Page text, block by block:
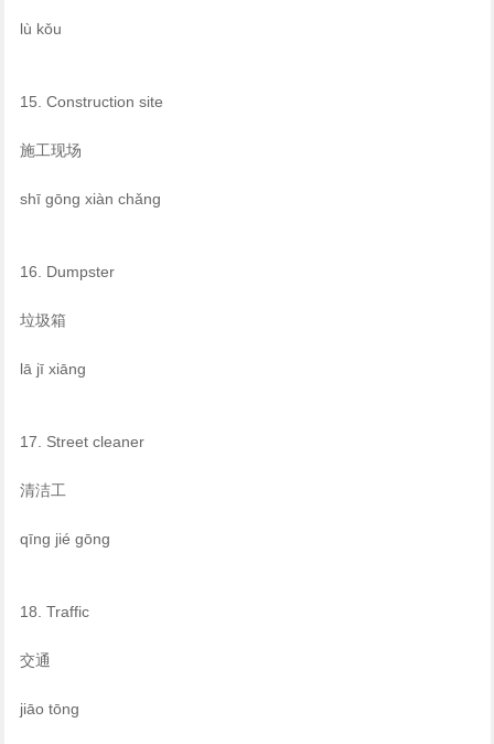
lù kǒu
15. Construction site
施工现场
shī gōng xiàn chǎng
16. Dumpster
垃圾箱
lā jī xiāng
17. Street cleaner
清洁工
qīng jié gōng
18. Traffic
交通
jiāo tōng